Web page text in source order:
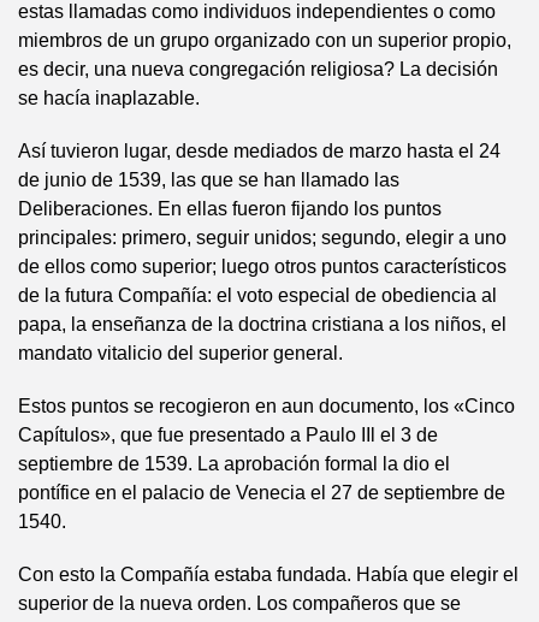
estas llamadas como individuos independientes o como
miembros de un grupo organizado con un superior propio,
es decir, una nueva congregación religiosa? La decisión
se hacía inaplazable.
Así tuvieron lugar, desde mediados de marzo hasta el 24
de junio de 1539, las que se han llamado las
Deliberaciones. En ellas fueron fijando los puntos
principales: primero, seguir unidos; segundo, elegir a uno
de ellos como superior; luego otros puntos característicos
de la futura Compañía: el voto especial de obediencia al
papa, la enseñanza de la doctrina cristiana a los niños, el
mandato vitalicio del superior general.
Estos puntos se recogieron en aun documento, los «Cinco
Capítulos», que fue presentado a Paulo IIl el 3 de
septiembre de 1539. La aprobación formal la dio el
pontífice en el palacio de Venecia el 27 de septiembre de
1540.
Con esto la Compañía estaba fundada. Había que elegir el
superior de la nueva orden. Los compañeros que se